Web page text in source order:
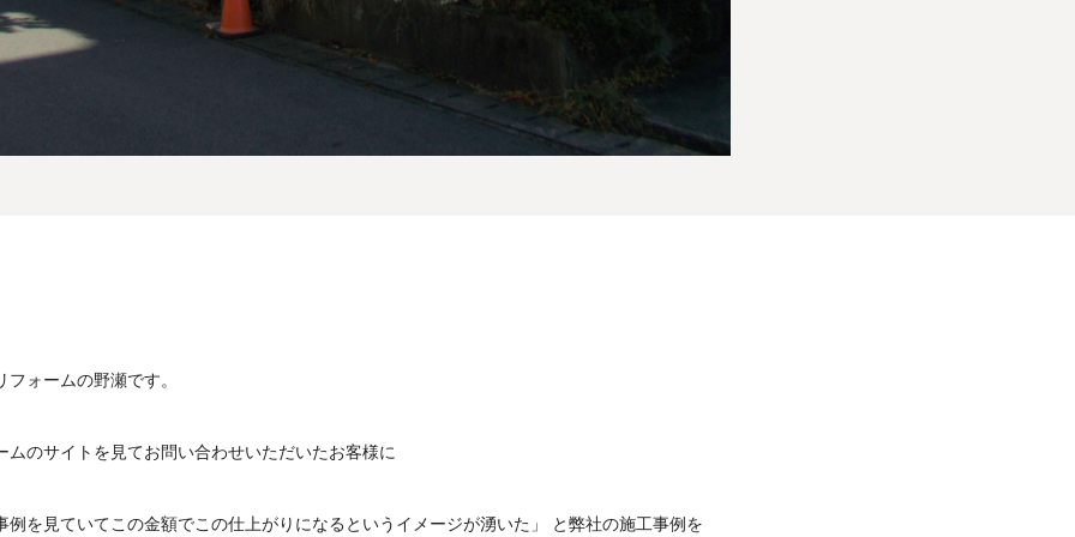
ォームの野瀬です。
ムのサイトを見てお問い合わせいただいたお客様に
例を見ていてこの金額でこの仕上がりになるというイメージが湧いた」 と弊社の施工事例を